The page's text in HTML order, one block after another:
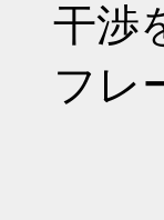
干渉
フレ